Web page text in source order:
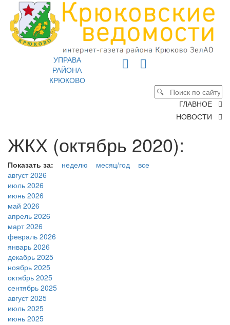
УПРАВА
РАЙОНА
КРЮКОВО
ГЛАВНОЕ
НОВОСТИ
ЖКХ (октябрь 2020):
Показать за: неделю месяц/год
все
август 2026
июль 2026
июнь 2026
май 2026
апрель 2026
март 2026
февраль 2026
январь 2026
декабрь 2025
ноябрь 2025
октябрь 2025
сентябрь 2025
август 2025
июль 2025
июнь 2025